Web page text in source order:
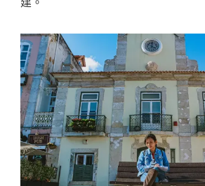
建。